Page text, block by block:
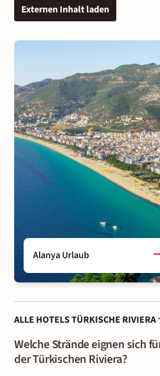
Externen Inhalt laden
Alanya Urlaub
ALLE HOTELS TÜRKISCHE RIVIERA
Welche Strände eignen sich
der Türkischen Riviera?